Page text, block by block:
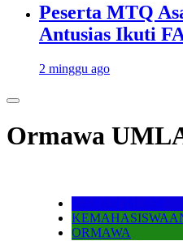
Peserta MTQ
Antusias Ikuti
2 minggu ago
Ormawa
ORMAWA